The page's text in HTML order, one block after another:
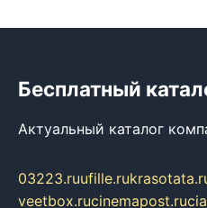
Бесплатный
Актуальный каталог
03223.ruufille.ru
veetbox.rucinemapost.ru